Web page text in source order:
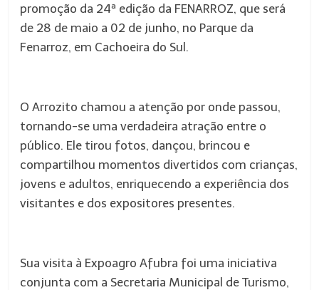
promoção da 24ª edição da FENARROZ, que será
de 28 de maio a 02 de junho, no Parque da
Fenarroz, em Cachoeira do Sul.
O Arrozito chamou a atenção por onde passou,
tornando-se uma verdadeira atração entre o
público. Ele tirou fotos, dançou, brincou e
compartilhou momentos divertidos com crianças,
jovens e adultos, enriquecendo a experiência dos
visitantes e dos expositores presentes.
Sua visita à Expoagro Afubra foi uma iniciativa
conjunta com a Secretaria Municipal de Turismo,